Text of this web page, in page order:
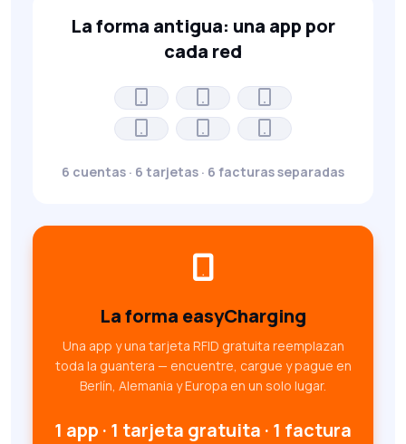
La forma antigua: una app por
cada red
6 cuentas · 6 tarjetas · 6 facturas separadas
La forma easyCharging
Una app y una tarjeta RFID gratuita reemplazan
toda la guantera — encuentre, cargue y pague en
Berlín, Alemania y Europa en un solo lugar.
1 app · 1 tarjeta gratuita · 1 factura